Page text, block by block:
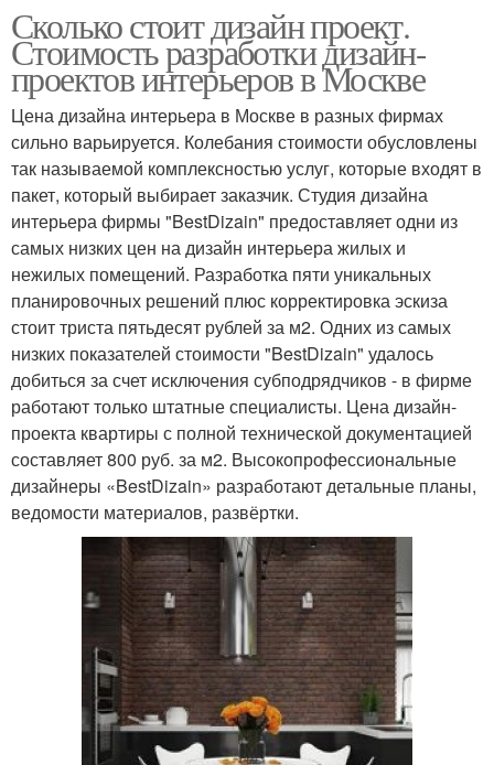
Сколько стоит дизайн проект.
Стоимость разработки дизайн-
проектов интерьеров в Москве
Цена дизайна интерьера в Москве в разных фирмах
сильно варьируется. Колебания стоимости обусловлены
так называемой комплексностью услуг, которые входят в
пакет, который выбирает заказчик. Студия дизайна
интерьера фирмы "BestDizain" предоставляет одни из
самых низких цен на дизайн интерьера жилых и
нежилых помещений. Разработка пяти уникальных
планировочных решений плюс корректировка эскиза
стоит триста пятьдесят рублей за м2. Одних из самых
низких показателей стоимости "BestDizain" удалось
добиться за счет исключения субподрядчиков - в фирме
работают только штатные специалисты. Цена дизайн-
проекта квартиры с полной технической документацией
составляет 800 руб. за м2. Высокопрофессиональные
дизайнеры «BestDizain» разработают детальные планы,
ведомости материалов, развёртки.